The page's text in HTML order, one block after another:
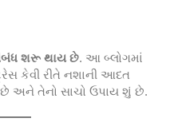
શરૂ થાય છે. આ બ્લોગમાં
કેવી રીતે નશાની આદત
અને તેનો સાચો ઉપાય શું છે.